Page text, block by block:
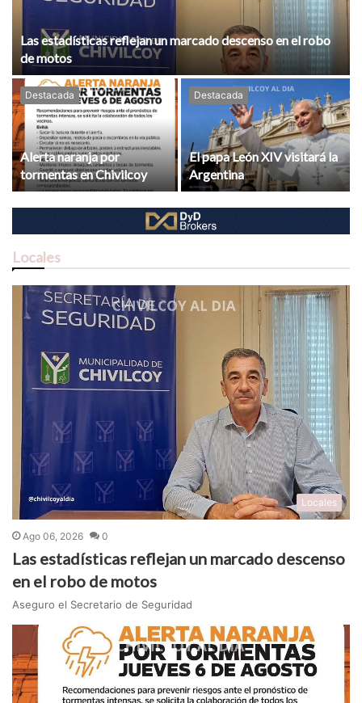
Las estadísticas reflejan un marcado descenso en el robo
de motos
Destacada
Alerta naranja por
tormentas en Chivilcoy
Destacada
El papa León XIV visitará la
Argentina
Locales
Locales
Ago 06, 2026 0
Las estadísticas reflejan un marcado descenso
en el robo de motos
Aseguro el Secretario de Seguridad